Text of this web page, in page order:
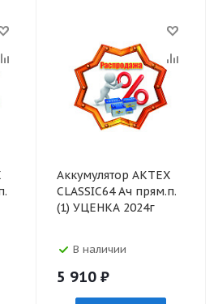
Аккумулятор АКТЕХ
CLASSIC64 Ач прям.п.
(1) УЦЕНКА 2024г
В наличии
5 910 ₽